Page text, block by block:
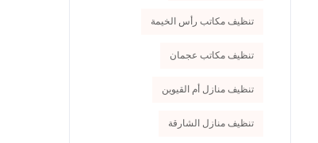
تنظيف مكاتب رأس الخيمة
تنظيف مكاتب عجمان
تنظيف منازل أم القيوين
تنظيف منازل الشارقة